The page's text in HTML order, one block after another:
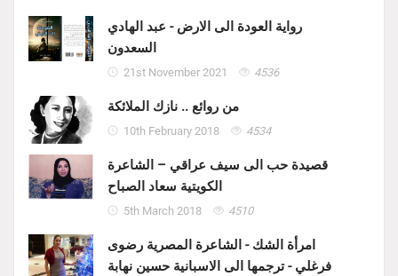
رواية العودة الى الارض - عبد الهادي
السعدون
21st November 2021 4536
من روائع .. نازك الملائكة
10th February 2018 4534
قصيدة حب الى سيف عراقي – الشاعرة
الكويتية سعاد الصباح
5th March 2018 4510
امرأة الشك - الشاعرة المصرية رضوى
فرغلي - ترجمها الى الاسبانية حسين نهابة